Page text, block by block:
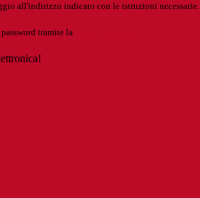
all'indirizzo indicato con le istruzioni necessarie.
tramite la